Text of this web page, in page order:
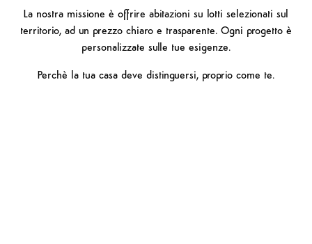
La nostra missione è offrire abitazioni su lotti selezionati sul
territorio, ad un prezzo chiaro e trasparente. Ogni progetto è
personalizzate sulle tue esigenze.
Perchè la tua casa deve distinguersi, proprio come te.